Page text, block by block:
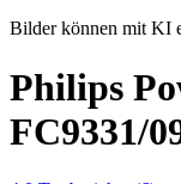
Bilder können mit KI
Philips
FC9331/